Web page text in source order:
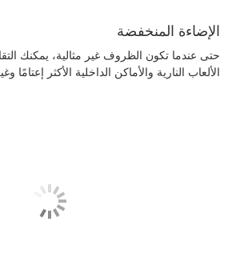
الإضاءة المنخفضة
حتى عندما تكون الظروف غير مثالية، يمكنك
الألعاب النارية والأماكن الداخلية الأكثر